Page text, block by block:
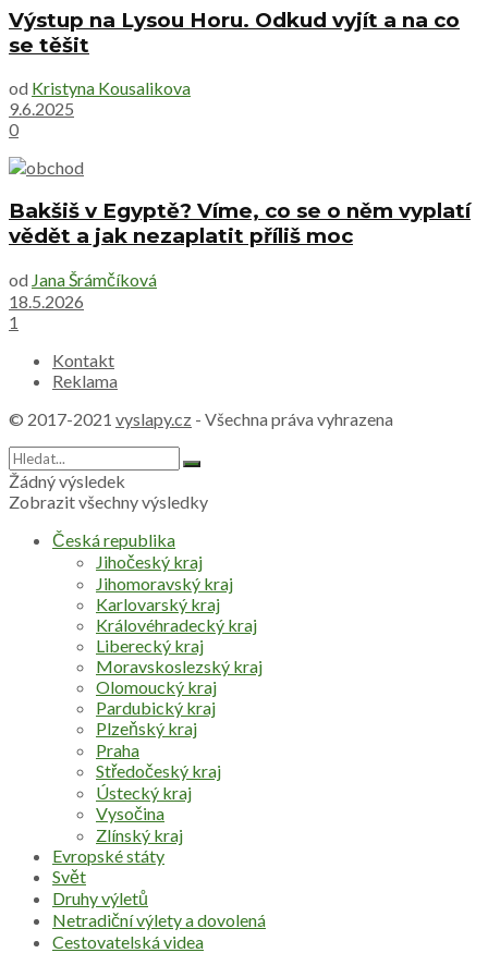
Výstup na Lysou Horu. Odkud vyjít a na co
se těšit
od Kristyna Kousalikova
9.6.2025
0
Bakšiš v Egyptě? Víme, co se o něm vyplatí
vědět a jak nezaplatit příliš moc
od Jana Šrámčíková
18.5.2026
1
Kontakt
Reklama
© 2017-2021 vyslapy.cz - Všechna práva vyhrazena
Žádný výsledek
Zobrazit všechny výsledky
Česká republika
Jihočeský kraj
Jihomoravský kraj
Karlovarský kraj
Královéhradecký kraj
Liberecký kraj
Moravskoslezský kraj
Olomoucký kraj
Pardubický kraj
Plzeňský kraj
Praha
Středočeský kraj
Ústecký kraj
Vysočina
Zlínský kraj
Evropské státy
Svět
Druhy výletů
Netradiční výlety a dovolená
Cestovatelská videa